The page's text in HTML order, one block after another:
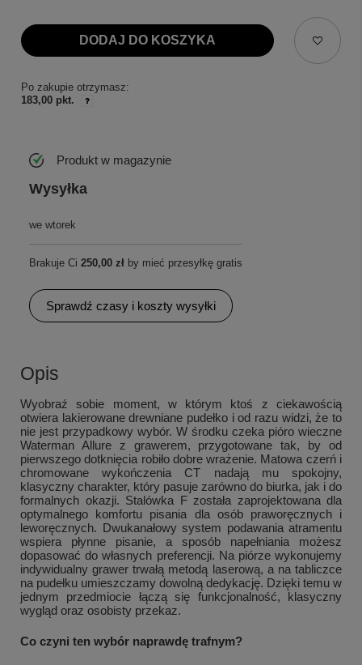
DODAJ DO KOSZYKA
Po zakupie otrzymasz:
183,00 pkt.
Produkt w magazynie
Wysyłka
we wtorek
Brakuje Ci 250,00 zł by mieć przesyłkę gratis
Sprawdź czasy i koszty wysyłki
Opis
Wyobraź sobie moment, w którym ktoś z ciekawością
otwiera lakierowane drewniane pudełko i od razu widzi, że to
nie jest przypadkowy wybór. W środku czeka pióro wieczne
Waterman Allure z grawerem, przygotowane tak, by od
pierwszego dotknięcia robiło dobre wrażenie. Matowa czerń i
chromowane wykończenia CT nadają mu spokojny,
klasyczny charakter, który pasuje zarówno do biurka, jak i do
formalnych okazji. Stalówka F została zaprojektowana dla
optymalnego komfortu pisania dla osób praworęcznych i
leworęcznych. Dwukanałowy system podawania atramentu
wspiera płynne pisanie, a sposób napełniania możesz
dopasować do własnych preferencji. Na piórze wykonujemy
indywidualny grawer trwałą metodą laserową, a na tabliczce
na pudełku umieszczamy dowolną dedykację. Dzięki temu w
jednym przedmiocie łączą się funkcjonalność, klasyczny
wygląd oraz osobisty przekaz.
Co czyni ten wybór naprawdę trafnym?